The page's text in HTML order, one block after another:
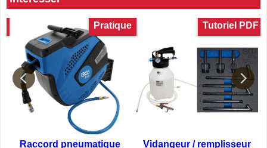
Pratique
Raccord pneumatique
Tutoriel PDF
Vidangeur / remplisseur